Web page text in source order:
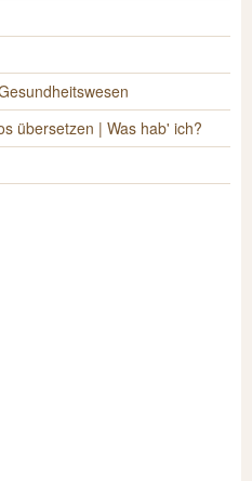
übersetzen | Was hab' ich?